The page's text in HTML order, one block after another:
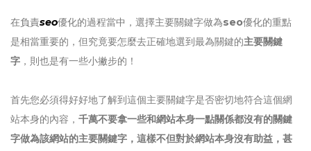
在負責seo優化的過程當中，選擇主要關鍵字做為seo優化的重點
是相當重要的，但究竟要怎麼去正確地選到最為關鍵的主要關鍵
字 ，則也是有一些小撇步的！
首先您必須得好好地了解到這個主要關鍵字是否密切地符合這個網
站本身的內容， 千萬不要拿一些和網站本身一點關係都沒有的關鍵
字做為該網站的主要關鍵字，這樣不但對於網站本身沒有助益，甚